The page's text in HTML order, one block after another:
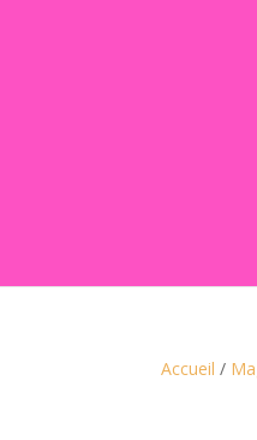
Accueil /